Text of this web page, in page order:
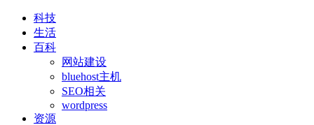
科技
生活
百科
网站建设
bluehost主机
SEO相关
wordpress
资源